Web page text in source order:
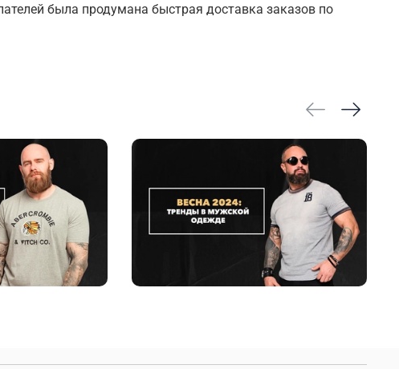
была продумана быстрая доставка заказов по